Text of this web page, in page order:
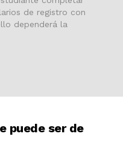
de registro con
dependerá la
puede ser de